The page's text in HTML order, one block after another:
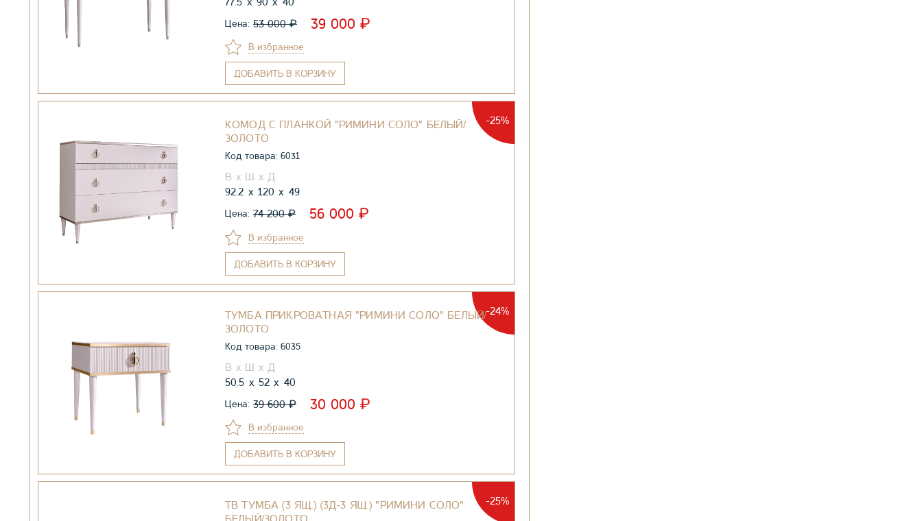
Цена: 53 000₽ 39 000 ₽
В избранное
ДОБАВИТЬ В КОРЗИНУ
-25%
КОМОД С ПЛАНКОЙ "РИМИНИ СОЛО" БЕЛЫЙ/
ЗОЛОТО
Код товара: 6031
92.2 120 49
Цена: 74 200₽ 56 000 ₽
В избранное
ДОБАВИТЬ В КОРЗИНУ
-24%
ТУМБА ПРИКРОВАТНАЯ "РИМИНИ СОЛО" БЕЛЫЙ/
ЗОЛОТО
Код товара: 6035
50.5 52 40
Цена: 39 600₽ 30 000 ₽
В избранное
ДОБАВИТЬ В КОРЗИНУ
-25%
ТВ ТУМБА (3 ЯЩ.) (3Д-3 ЯЩ.) "РИМИНИ СОЛО"